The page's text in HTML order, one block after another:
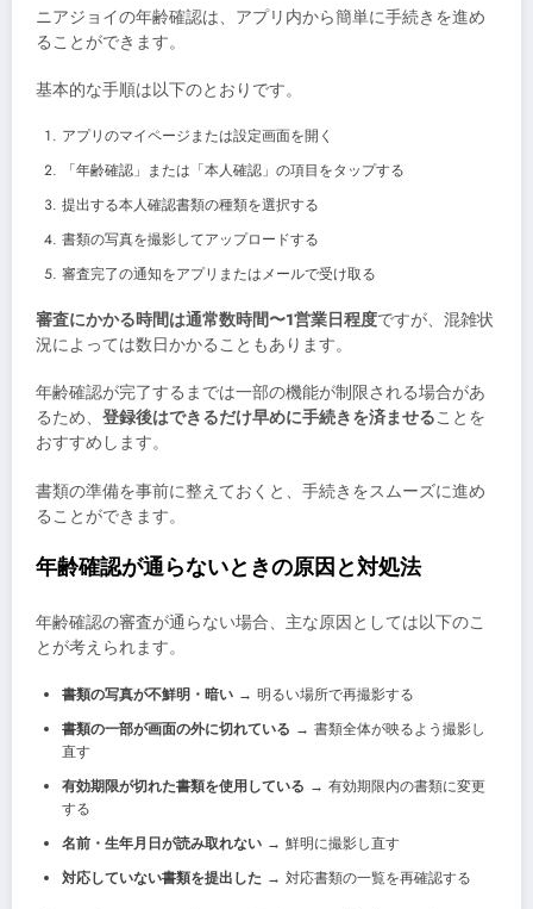
ニアジョイの年齢確認は、アプリ内から簡単に手続きを進め
ることができます。
基本的な手順は以下のとおりです。
アプリのマイページまたは設定画面を開く
「年齢確認」または「本人確認」の項目をタップする
提出する本人確認書類の種類を選択する
書類の写真を撮影してアップロードする
審査完了の通知をアプリまたはメールで受け取る
審査にかかる時間は通常数時間〜1営業日程度ですが、混雑状
況によっては数日かかることもあります。
年齢確認が完了するまでは一部の機能が制限される場合があ
るため、 登録後はできるだけ早めに手続きを済ませることを
おすすめします。
書類の準備を事前に整えておくと、手続きをスムーズに進め
ることができます。
年齢確認が通らないときの原因と対処法
年齢確認の審査が通らない場合、主な原因としては以下のこ
とが考えられます。
書類の写真が不鮮明・暗い → 明るい場所で再撮影する
書類の一部が画面の外に切れている → 書類全体が映るよう撮影し
直す
有効期限が切れた書類を使用している → 有効期限内の書類に変更
する
名前・生年月日が読み取れない → 鮮明に撮影し直す
対応していない書類を提出した → 対応書類の一覧を再確認する